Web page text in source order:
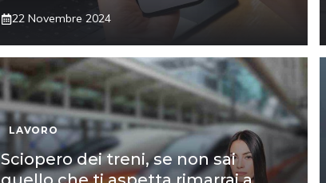
22 Novembre 2024
LAVORO
Sciopero dei treni, se non sai